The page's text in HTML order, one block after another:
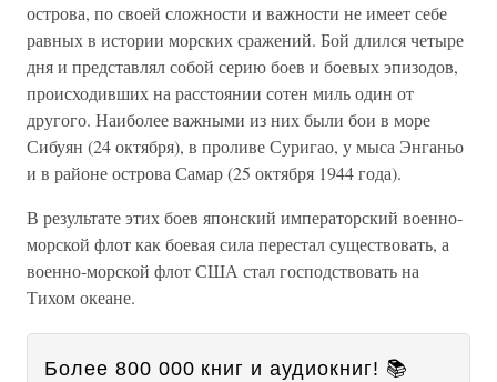
острова, по своей сложности и важности не имеет себе
равных в истории морских сражений. Бой длился четыре
дня и представлял собой серию боев и боевых эпизодов,
происходивших на расстоянии сотен миль один от
другого. Наиболее важными из них были бои в море
Сибуян (24 октября), в проливе Суригао, у мыса Энганьо
и в районе острова Самар (25 октября 1944 года).
В результате этих боев японский императорский военно-
морской флот как боевая сила перестал существовать, а
военно-морской флот США стал господствовать на
Тихом океане.
Более 800 000 книг и аудиокниг! 📚